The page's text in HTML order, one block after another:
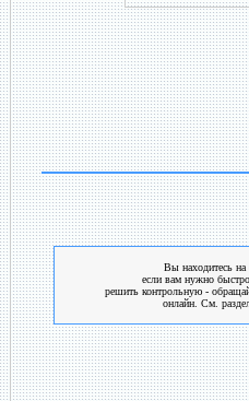
Вы находитесь на
если вам нужно
решить контрольную -
онлайн. См.